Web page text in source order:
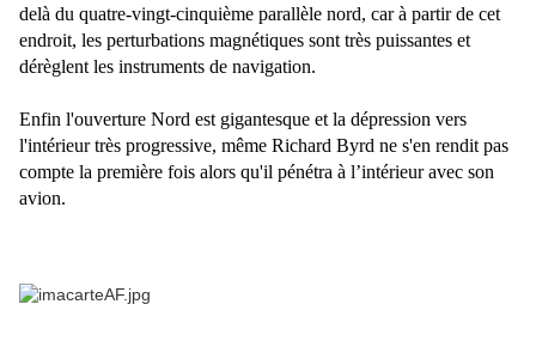
delà du quatre-vingt-cinquième parallèle nord, car à partir de cet
endroit, les perturbations magnétiques sont très puissantes et
dérèglent les instruments de navigation.
Enfin l'ouverture Nord est gigantesque et la dépression vers
l'intérieur très progressive, même Richard Byrd ne s'en rendit pas
compte la première fois alors qu'il pénétra à l’intérieur avec son
avion.